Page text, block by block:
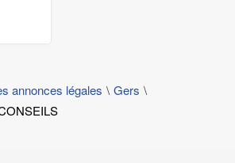
annonces légales
Gers